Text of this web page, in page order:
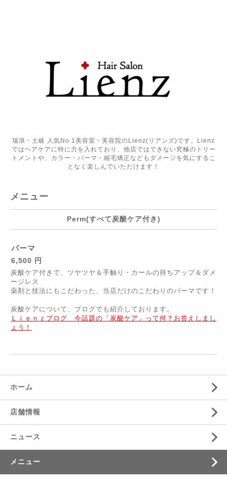
瑞浪・土岐 人気No.1美容室・美容院のLienz(リアンズ)です。Lienz
ではヘアケアに特に力を入れており、他店ではできない究極のトリー
トメントや、カラー・パーマ・縮毛矯正などもダメージを気にするこ
となく楽しんでいただけます！
メニュー
Perm(すべて炭酸ケア付き)
パーマ
6,500 円
炭酸ケア付きで、ツヤツヤ＆手触り・カールの持ちアップ＆ダメ
ージレス
薬剤と技法にもこだわった、当店だけのこだわりのパーマです！
炭酸ケアについて、ブログでも紹介しております。
Ｌｉｅｎｚブログ 今話題の「炭酸ケア」って何？お答えしまし
ょう！
ホーム
店舗情報
ニュース
メニュー